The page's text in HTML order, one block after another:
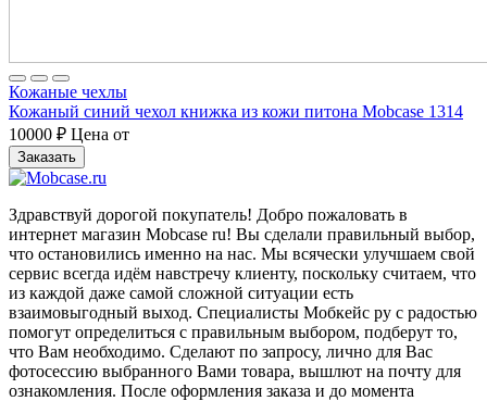
Кожаные чехлы
Кожаный синий чехол книжка из кожи питона Mobcase 1314
10000 ₽ Цена от
Заказать
Здравствуй дорогой покупатель! Добро пожаловать в
интернет магазин Mobcase ru! Вы сделали правильный выбор,
что остановились именно на нас. Мы всячески улучшаем свой
сервис всегда идём навстречу клиенту, поскольку считаем, что
из каждой даже самой сложной ситуации есть
взаимовыгодный выход. Специалисты Мобкейс ру с радостью
помогут определиться с правильным выбором, подберут то,
что Вам необходимо. Сделают по запросу, лично для Вас
фотосессию выбранного Вами товара, вышлют на почту для
ознакомления. После оформления заказа и до момента